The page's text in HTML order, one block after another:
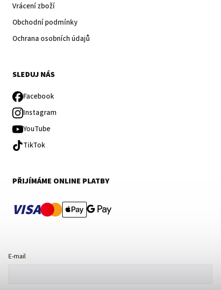
Vrácení zboží
Obchodní podmínky
Ochrana osobních údajů
SLEDUJ NÁS
Facebook
Instagram
YouTube
TikTok
PŘIJÍMÁME ONLINE PLATBY
VISA
E-mail